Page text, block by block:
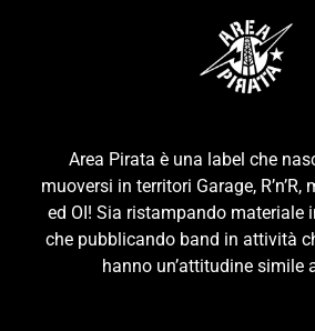
Area Pirata è una label che
muoversi in territori Garage, R’n’R,
ed OI! Sia ristampando materiale
che pubblicando band in attività
hanno un’attitudine simile